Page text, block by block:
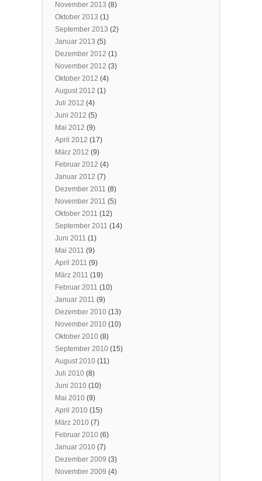
November 2013 (8)
Oktober 2013 (1)
September 2013 (2)
Januar 2013 (5)
Dezember 2012 (1)
November 2012 (3)
Oktober 2012 (4)
August 2012 (1)
Juli 2012 (4)
Juni 2012 (5)
Mai 2012 (9)
April 2012 (17)
März 2012 (9)
Februar 2012 (4)
Januar 2012 (7)
Dezember 2011 (8)
November 2011 (5)
Oktober 2011 (12)
September 2011 (14)
Juni 2011 (1)
Mai 2011 (9)
April 2011 (9)
März 2011 (19)
Februar 2011 (10)
Januar 2011 (9)
Dezember 2010 (13)
November 2010 (10)
Oktober 2010 (8)
September 2010 (15)
August 2010 (11)
Juli 2010 (8)
Juni 2010 (10)
Mai 2010 (9)
April 2010 (15)
März 2010 (7)
Februar 2010 (6)
Januar 2010 (7)
Dezember 2009 (3)
November 2009 (4)